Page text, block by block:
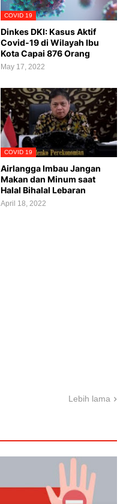
COVID 19
Dinkes DKI: Kasus Aktif
Covid-19 di Wilayah Ibu
Kota Capai 876 Orang
May 17, 2022
COVID 19
Airlangga Imbau Jangan
Makan dan Minum saat
Halal Bihalal Lebaran
April 18, 2022
Lebih lama